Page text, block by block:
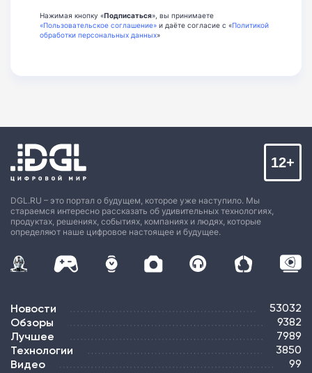
Нажимая кнопку «Подписаться», вы принимаете
«Пользовательское соглашение» и даёте согласие с «Политикой
обработки персональных данных»
DGL.RU – это портал о будущем, которое уже наступило. Мы
стараемся интересно рассказать об удивительных технологиях,
продуктах, решениях, событиях, компаниях и людях, которые
определяют наше цифровое настоящее и будущее.
12+
Новости 53032
Обзоры 9382
Лучшее 7989
Технологии 3850
Видео 99